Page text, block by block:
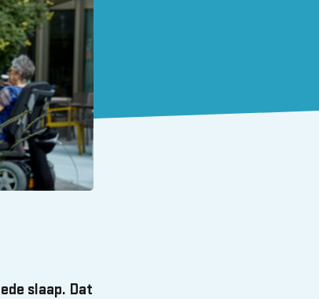
slaap. Dat